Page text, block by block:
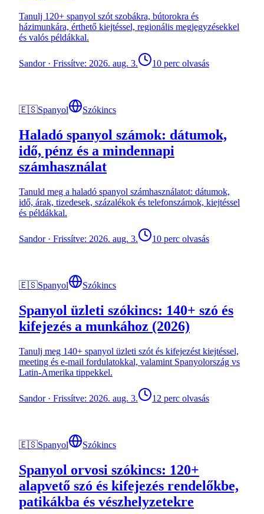
Tanulj 120+ spanyol szót szobákra, bútorokra és
házimunkára, érthető kiejtéssel, regionális megjegyzésekkel
és valós példákkal.
Sandor· Frissítve: 2026. aug. 3. 10 perc olvasás
🇪🇸Spanyol Szókincs
Haladó spanyol számok: dátumok,
idő, pénz és a mindennapi
számhasználat
Tanuld meg a haladó spanyol számhasználatot: dátumok,
idő, árak, tizedesek, százalékok és telefonszámok, kiejtéssel
és példákkal.
Sandor· Frissítve: 2026. aug. 3. 10 perc olvasás
🇪🇸Spanyol Szókincs
Spanyol üzleti szókincs: 140+ szó és
kifejezés a munkához (2026)
Tanulj meg 140+ spanyol üzleti szót és kifejezést kiejtéssel,
meeting és e-mail fordulatokkal, valamint Spanyolország vs
Latin-Amerika tippekkel.
Sandor· Frissítve: 2026. aug. 3. 12 perc olvasás
🇪🇸Spanyol Szókincs
Spanyol orvosi szókincs: 120+
alapvető szó és kifejezés rendelőkbe,
patikákba és vészhelyzetekre